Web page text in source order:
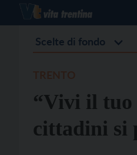
Scelte di fondo
“Vivi il tuo
cittadini si